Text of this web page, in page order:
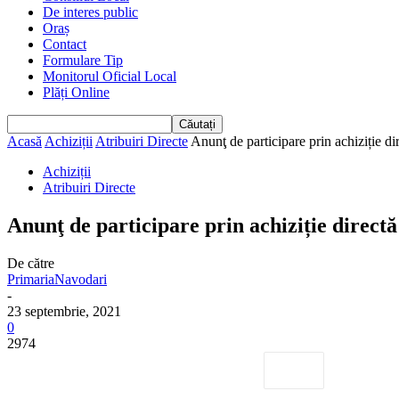
De interes public
Oraș
Contact
Formulare Tip
Monitorul Oficial Local
Plăți Online
Acasă Achiziții Atribuiri Directe Anunţ de participare prin achiziție
Achiziții
Atribuiri Directe
Anunţ de participare prin achiziție directă
De către
PrimariaNavodari
-
23 septembrie, 2021
0
2974